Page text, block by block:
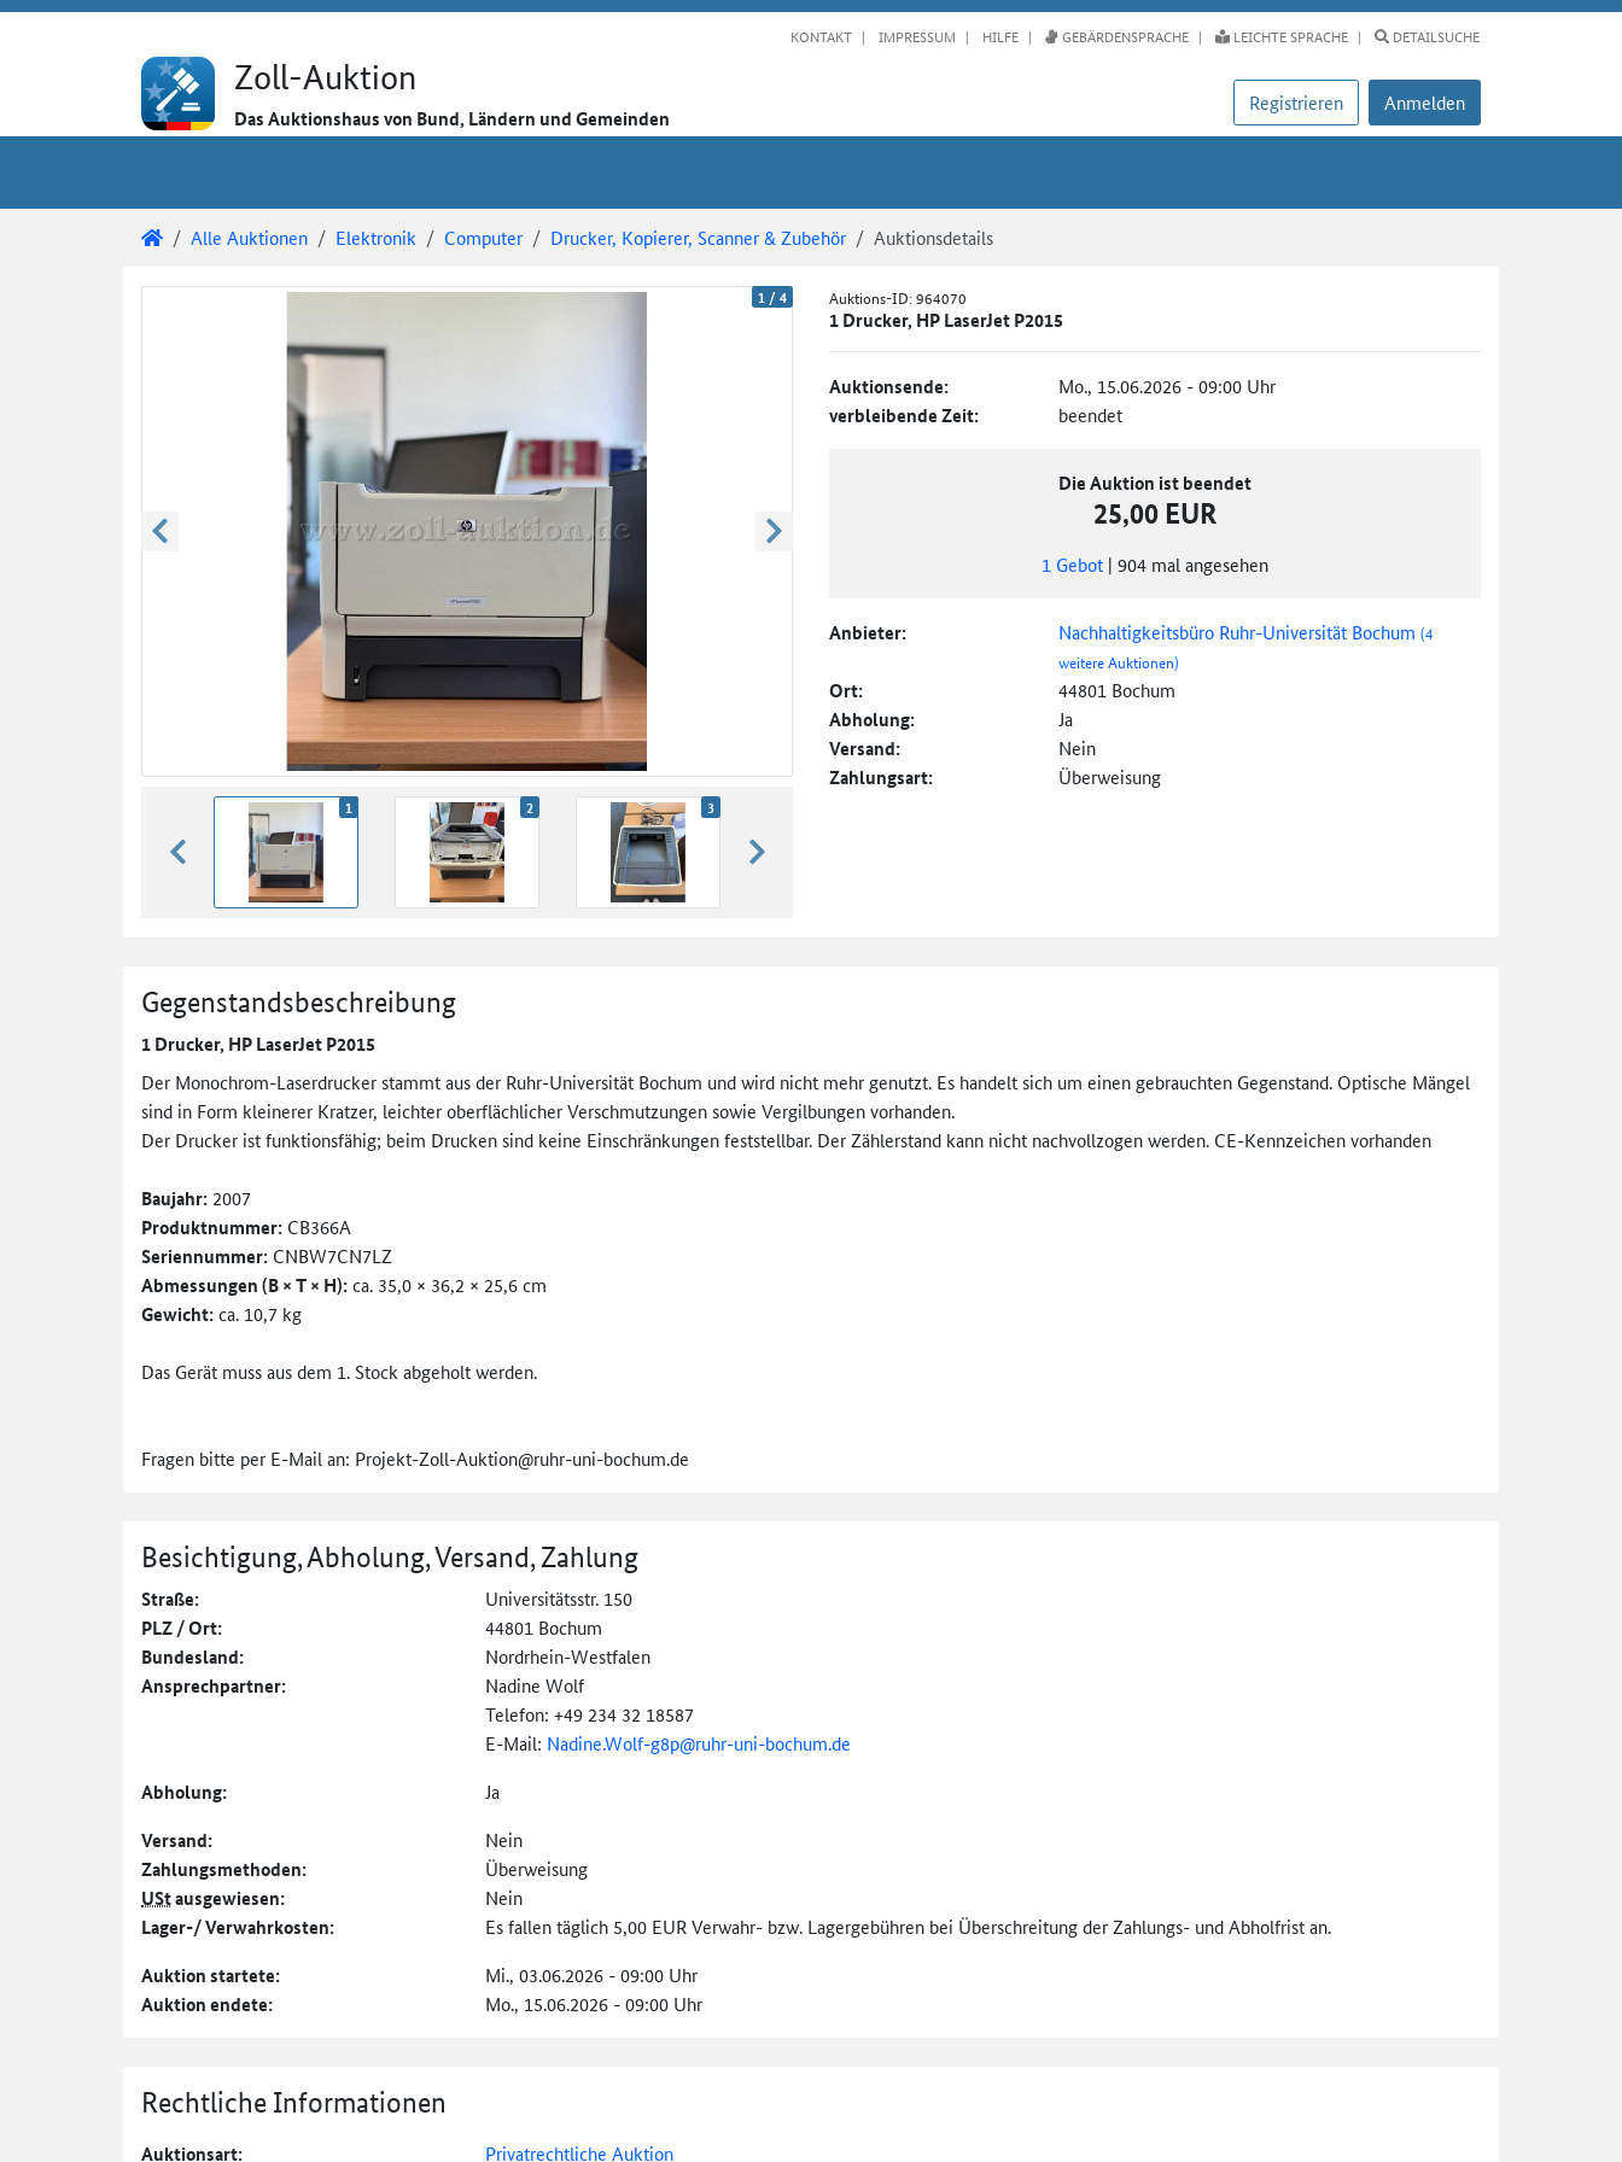
KONTAKT IMPRESSUM HILFE GEBÄRDENSPRACHE LEICHTE SPRACHE DETAILSUCHE
Zoll-Auktion
Das Auktionshaus von Bund, Ländern und Gemeinden
Registrieren Anmelden
Zoll-Auktion
Alle Auktionen Elektronik Computer Drucker, Kopierer, Scanner & Zubehör Auktionsdetails
Auktionsdetails
Auktionsüberblick 1 /4
zurück blättern weiter blättern
zurück blättern
1 2 3
weiter blättern
Auktions-ID:964070
1 Drucker, HP LaserJet P2015
Auktionsende: Mo., 15.06.2026 - 09:00 Uhr
verbleibende Zeit: beendet
Die Auktion ist beendet
25,00 EUR
1 Gebot | 904 mal angesehen
Anbieter: Nachhaltigkeitsbüro Ruhr-Universität Bochum (4
weitere Auktionen)
Ort: 44801 Bochum
Abholung: Ja
Versand: Nein
Zahlungsart: Überweisung
Gegenstandsbeschreibung
1 Drucker, HP LaserJet P2015
Der Monochrom-Laserdrucker stammt aus der Ruhr-Universität Bochum und wird nicht mehr genutzt. Es handelt sich um einen gebrauchten Gegenstand. Optische Mängel
sind in Form kleinerer Kratzer, leichter oberflächlicher Verschmutzungen sowie Vergilbungen vorhanden.
Der Drucker ist funktionsfähig; beim Drucken sind keine Einschränkungen feststellbar. Der Zählerstand kann nicht nachvollzogen werden. CE-Kennzeichen vorhanden
Baujahr: 2007
Produktnummer: CB366A
Seriennummer: CNBW7CN7LZ
Abmessungen (B × T × H):ca. 35,0 × 36,2 × 25,6 cm
Gewicht:ca. 10,7 kg
Das Gerät muss aus dem 1. Stock abgeholt werden.
Fragen bitte per E-Mail an: Projekt-Zoll-Auktion@ruhr-uni-­bochum.de
Besichtigung, Abholung, Versand, Zahlung
Straße: Universitätsstr. 150
PLZ / Ort: 44801 Bochum
Bundesland: Nordrhein-Westfalen
Ansprechpartner:
Nadine Wolf
Telefon: +49 234 32 18587
E-Mail: Nadine.Wolf-g8p@ruhr-uni-bochum.de
Abholung: Ja
Versand: Nein
Zahlungs­methoden: Überweisung
UStausgewiesen: Nein
Lager-/ Verwahrkosten: Es fallen täglich 5,00 EUR Verwahr- bzw. Lagergebühren bei Überschreitung der Zahlungs- und Abholfrist an.
Auktion startete: Mi., 03.06.2026 - 09:00 Uhr
Auktion endete: Mo., 15.06.2026 - 09:00 Uhr
Rechtliche Informationen
Auktionsart: Privatrechtliche Auktion